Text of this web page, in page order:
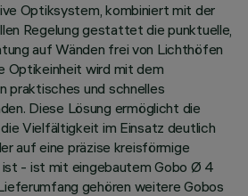
Optiksystem, kombiniert mit der
Regelung gestattet die punktuelle,
auf Wänden frei von Lichthöfen
Optikeinheit wird mit dem
praktisches und schnelles
Diese Lösung ermöglicht die
Vielfältigkeit im Einsatz deutlich
auf eine präzise kreisförmige
ist - ist mit eingebautem Gobo Ø 4
gehören weitere Gobos